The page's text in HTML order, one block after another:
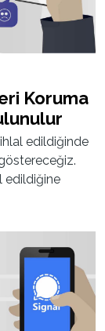
Koruma
edildiğinde
edildiğine